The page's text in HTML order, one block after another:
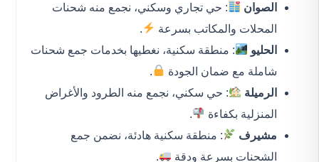
الصوان
: حي تجاري وسكني، نجمع منه شحنات
المحلات والمكاتب بسرعة
.
الحليو
: منطقة سكنية، نغطيها بخدمات جمع شحنات
شاملة مع ضمان الجودة
.
الرميلة
: حي سكني، نجمع منه الطرود والأغراض
المنزلية بكفاءة
.
مشيرف
: منطقة سكنية هادئة، نضمن جمع
الشحنات بسرعة ودقة
.